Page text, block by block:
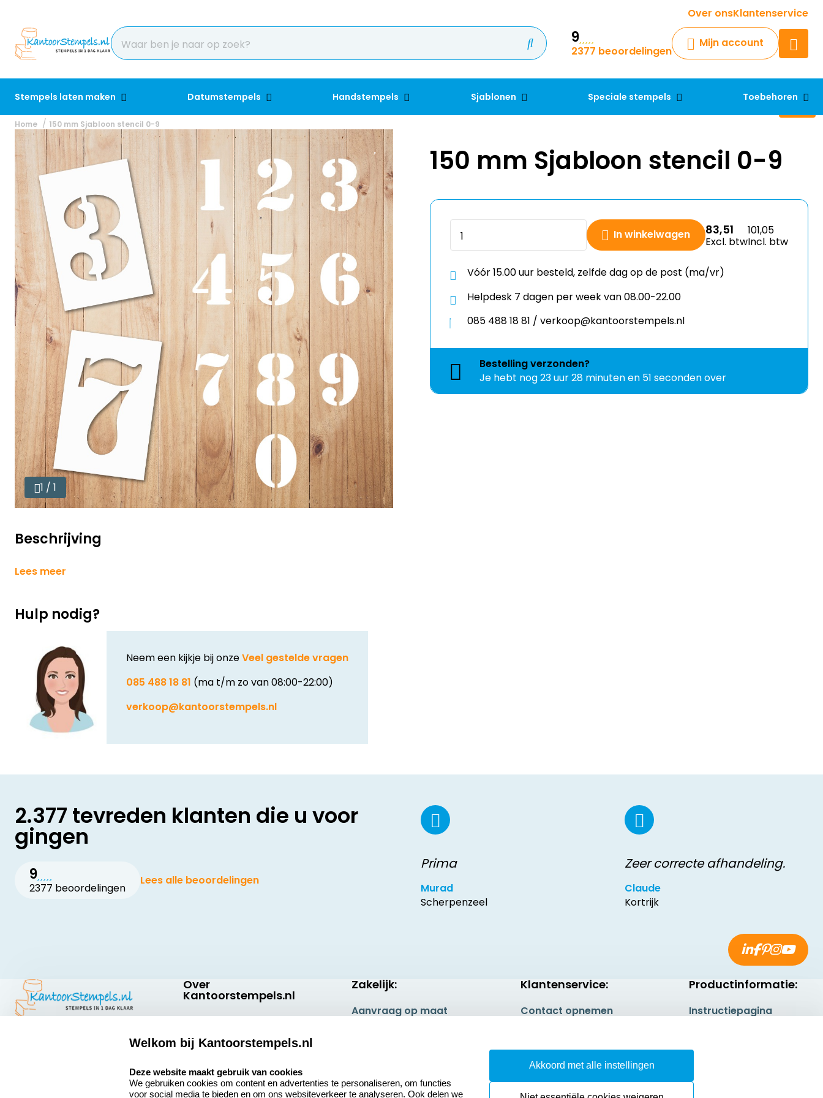
Over onsKlantenservice
9
2377 beoordelingen
Mijn account
Stempels laten maken Datumstempels Handstempels Sjablonen Speciale stempels Toebehoren
Krijg een antwoord op uw vraag
Chatbot
Chat 24/7 met onze chatbot
Contact
Home 150 mm Sjabloon stencil 0-9
1 / 1
Beschrijving
Lees meer
Hulp nodig?
Neem een kijkje bij onzeVeel gestelde vragen
085 488 18 81 (ma t/m zo van 08:00-22:00)
verkoop@kantoorstempels.nl
150 mm Sjabloon stencil 0-9
In winkelwagen 83,51
Excl. btw
101,05
Incl. btw
Vóór 15.00 uur besteld, zelfde dag op de post (ma/vr)
Helpdesk 7 dagen per week van 08.00-22.00
085 488 18 81 / verkoop@kantoorstempels.nl
Bestellingverzonden?
Je hebt nog23 uur 28 minuten en 50 seconden over
2.377 tevreden klanten die u voor
gingen
9
2377 beoordelingen
Lees alle beoordelingen
Prima
Murad
Scherpenzeel
Zeer correcte afhandeling.
Claude
Kortrijk
Over
Kantoorstempels.nl
Bedrijfsgegevens
Extra informatie
Onze vacatures
Zakelijk:
Aanvraag op maat
Sale
Klantenservice:
Contact opnemen
Herroepingsrecht
Productinformatie:
Instructiepagina
Safety Sheets
Sitemap
Welkom bij Kantoorstempels.nl
Deze website maakt gebruik van cookies
We gebruiken cookies om content en advertenties te personaliseren, om functies
voor social media te bieden en om ons websiteverkeer te analyseren. Ook delen we
Akkoord met alle instellingen